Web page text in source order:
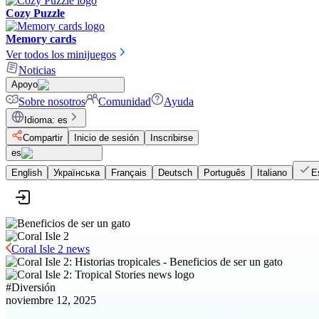
Cozy Puzzle
Memory cards
Ver todos los minijuegos
Noticias
Apoyo
Sobre nosotros Comunidad Ayuda
Idioma: es
Compartir
Inicio de sesión
Inscribirse
es
English
Українська Français Deutsch Português Italiano
Coral Isle 2 news
#Diversión
noviembre 12, 2025